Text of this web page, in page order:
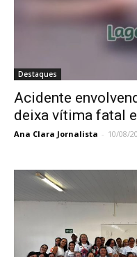
Destaques
Acidente
deixa vítima fatal
Ana Clara Jornalista - 10/08/